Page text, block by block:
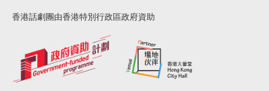
香港話劇團由香港特別行政區政府資助